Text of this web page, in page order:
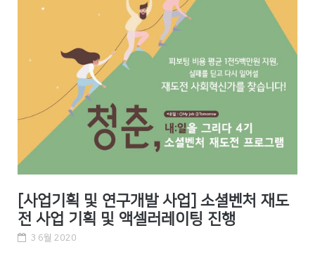
[사업기획 및 연구개발 사업] 소셜벤처 재도
전 사업 기획 및 액셀러레이팅 진행
3 6월 2020